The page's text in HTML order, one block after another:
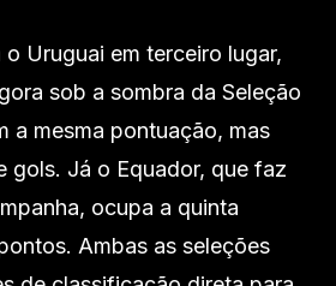
Uruguai em terceiro lugar,
sob a sombra da Seleção
a mesma pontuação, mas
gols. Já o Equador, que faz
ocupa a quinta
Ambas as seleções